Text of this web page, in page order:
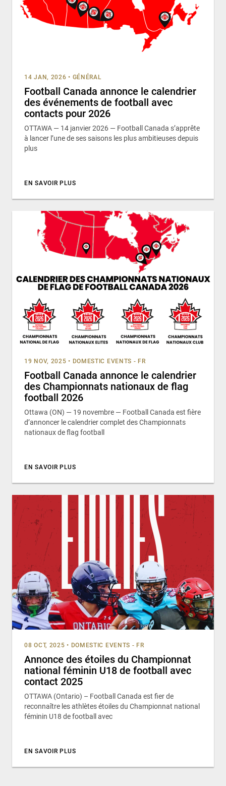
14 JAN, 2026 • GÉNÉRAL
Football Canada annonce le calendrier
des événements de football avec
contacts pour 2026
OTTAWA — 14 janvier 2026 — Football Canada s’apprête
à lancer l’une de ses saisons les plus ambitieuses depuis
plus
EN SAVOIR PLUS
19 NOV, 2025 • DOMESTIC EVENTS - FR
Football Canada annonce le calendrier
des Championnats nationaux de flag
football 2026
Ottawa (ON) — 19 novembre — Football Canada est fière
d’annoncer le calendrier complet des Championnats
nationaux de flag football
EN SAVOIR PLUS
08 OCT, 2025 • DOMESTIC EVENTS - FR
Annonce des étoiles du Championnat
national féminin U18 de football avec
contact 2025
OTTAWA (Ontario) – Football Canada est fier de
reconnaître les athlètes étoiles du Championnat national
féminin U18 de football avec
EN SAVOIR PLUS